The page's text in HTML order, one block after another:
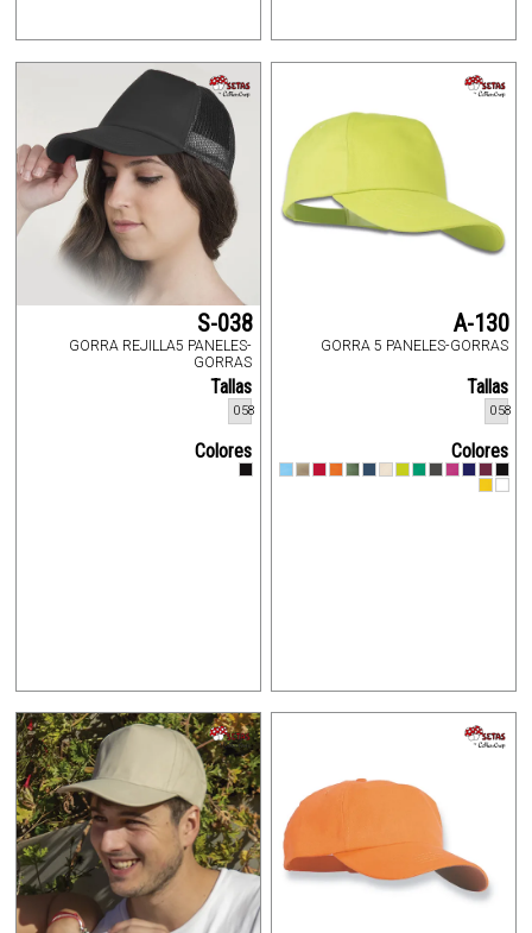
S-038
GORRA REJILLA5 PANELES-
GORRAS
Tallas
058
Colores
A-130
GORRA 5 PANELES-GORRAS
Tallas
058
Colores